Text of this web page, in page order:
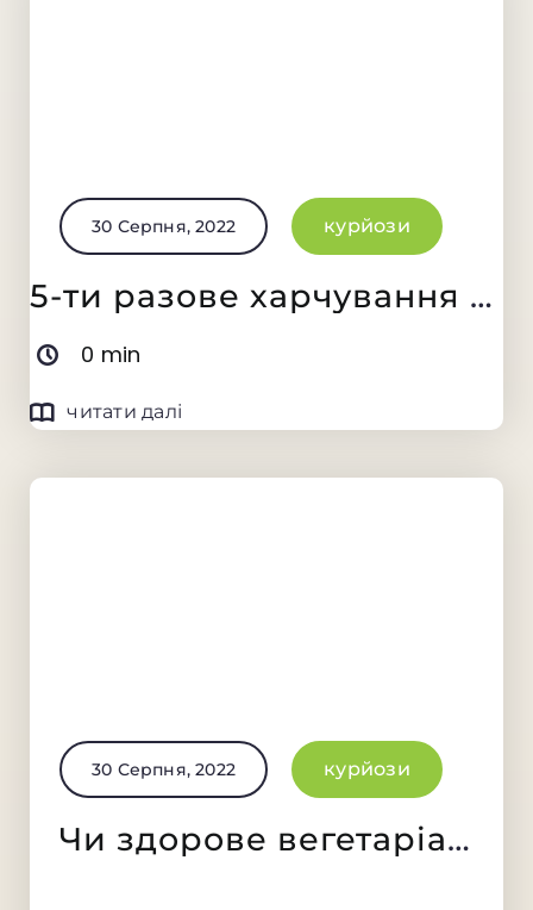
30 Серпня, 2022 курйози
5-ти разове харчування з міжнародним сертифікатом чистого виробництва
0 min
читати далі
30 Серпня, 2022 курйози
Чи здорове вегетаріанство?